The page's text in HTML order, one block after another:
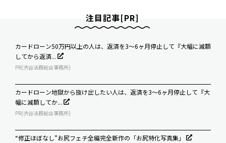
注目記事[PR]
カードローン50万円以上の人は、返済を3～6ヶ月停止して『大幅に減額
してから返済...
PR(渋谷法務総合事務所)
カードローン地獄から抜け出したい人は、返済を3～6ヶ月停止して『大
幅に減額してか...
PR(渋谷法務総合事務所)
“修正ほぼなし”お尻フェチ全編完全新作の「お尻特化写真集」